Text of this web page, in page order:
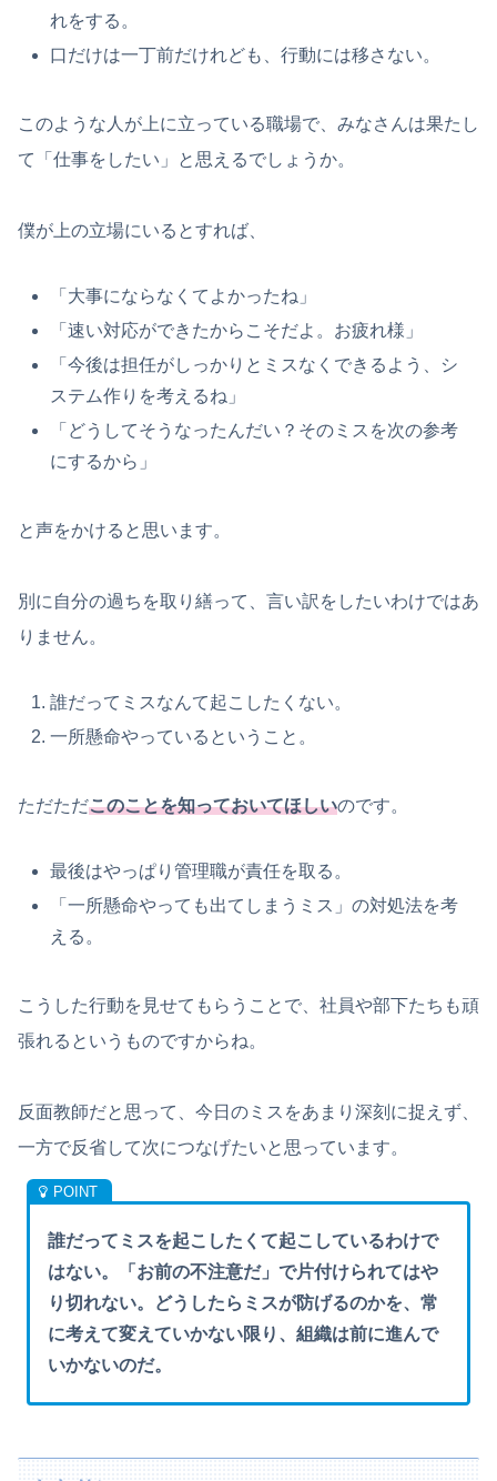
れをする。
口だけは一丁前だけれども、行動には移さない。
このような人が上に立っている職場で、みなさんは果たし
て「仕事をしたい」と思えるでしょうか。
僕が上の立場にいるとすれば、
「大事にならなくてよかったね」
「速い対応ができたからこそだよ。お疲れ様」
「今後は担任がしっかりとミスなくできるよう、シ
ステム作りを考えるね」
「どうしてそうなったんだい？そのミスを次の参考
にするから」
と声をかけると思います。
別に自分の過ちを取り繕って、言い訳をしたいわけではあ
りません。
誰だってミスなんて起こしたくない。
一所懸命やっているということ。
ただただこのことを知っておいてほしいのです。
最後はやっぱり管理職が責任を取る。
「一所懸命やっても出てしまうミス」の対処法を考
える。
こうした行動を見せてもらうことで、社員や部下たちも頑
張れるというものですからね。
反面教師だと思って、今日のミスをあまり深刻に捉えず、
一方で反省して次につなげたいと思っています。
誰だってミスを起こしたくて起こしているわけで
はない。「お前の不注意だ」で片付けられてはや
り切れない。どうしたらミスが防げるのかを、常
に考えて変えていかない限り、組織は前に進んで
いかないのだ。